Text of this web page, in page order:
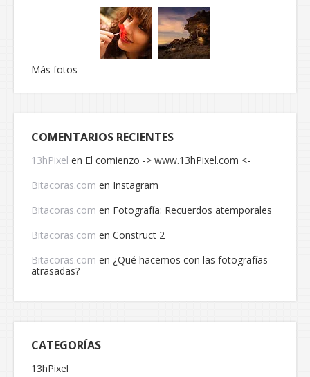
Más fotos
COMENTARIOS RECIENTES
13hPixel en El comienzo -> www.13hPixel.com <-
Bitacoras.com en Instagram
Bitacoras.com en Fotografía: Recuerdos atemporales
Bitacoras.com en Construct 2
Bitacoras.com en ¿Qué hacemos con las fotografías
atrasadas?
CATEGORÍAS
13hPixel